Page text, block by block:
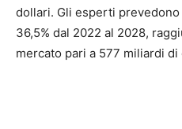
dollari. Gli esperti prevedono
36,5% dal 2022 al 2028,
mercato pari a 577 miliardi di